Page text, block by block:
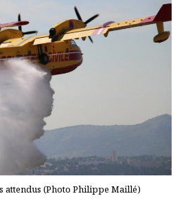
attendus (Photo Philippe Maillé)